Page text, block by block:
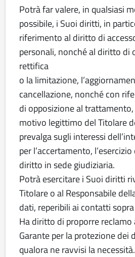
Potrà far valere, in qualsiasi
possibile, i Suoi diritti, in
riferimento al diritto di
personali, nonché al diritto di
rettifica
o la limitazione,
cancellazione, nonché con
di opposizione al
motivo legittimo del Titolare
prevalga sugli interessi
per l’accertamento,
diritto in sede giudiziaria.
Potrà esercitare i Suoi diritti
Titolare o al Responsabile
dati, reperibili ai contatti
Ha diritto di proporre reclamo
Garante per la protezione dei
qualora ne ravvisi la necessità.